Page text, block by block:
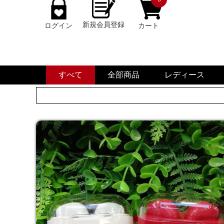
ログイン 新規会員登録 カート
すべて 全部商品 レディース